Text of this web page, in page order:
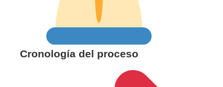
Cronología del proceso